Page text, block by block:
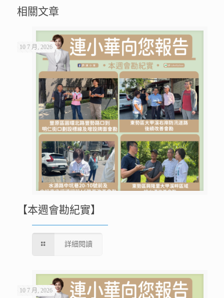
相關文章
10 7 月, 2026
【本週會勘紀實】
詳細閱讀
10 7 月, 2026